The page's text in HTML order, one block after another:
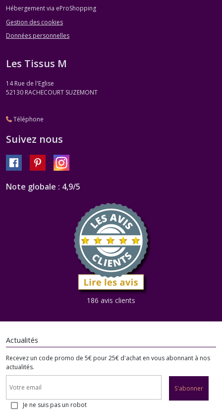
Hébergement via eProShopping
Gestion des cookies
Données personnelles
Les Tissus M
14 Rue de l'Eglise
52130 RACHECOURT SUZEMONT
Téléphone
Suivez nous
Note globale : 4,9/5
186 avis clients
Actualités
Recevez un code promo de 5€ pour 25€ d'achat en vous abonnant à nos
actualités.
S'abonner
Je ne suis pas un robot